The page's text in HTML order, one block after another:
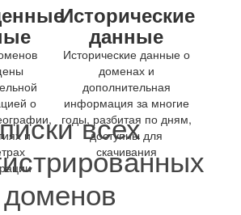
о
и
Исторические
данные
Исторические данные о
доменах и
дополнительная
информация за многие
годы, разбитая по дням,
доступны для
скачивания
всех
доменов